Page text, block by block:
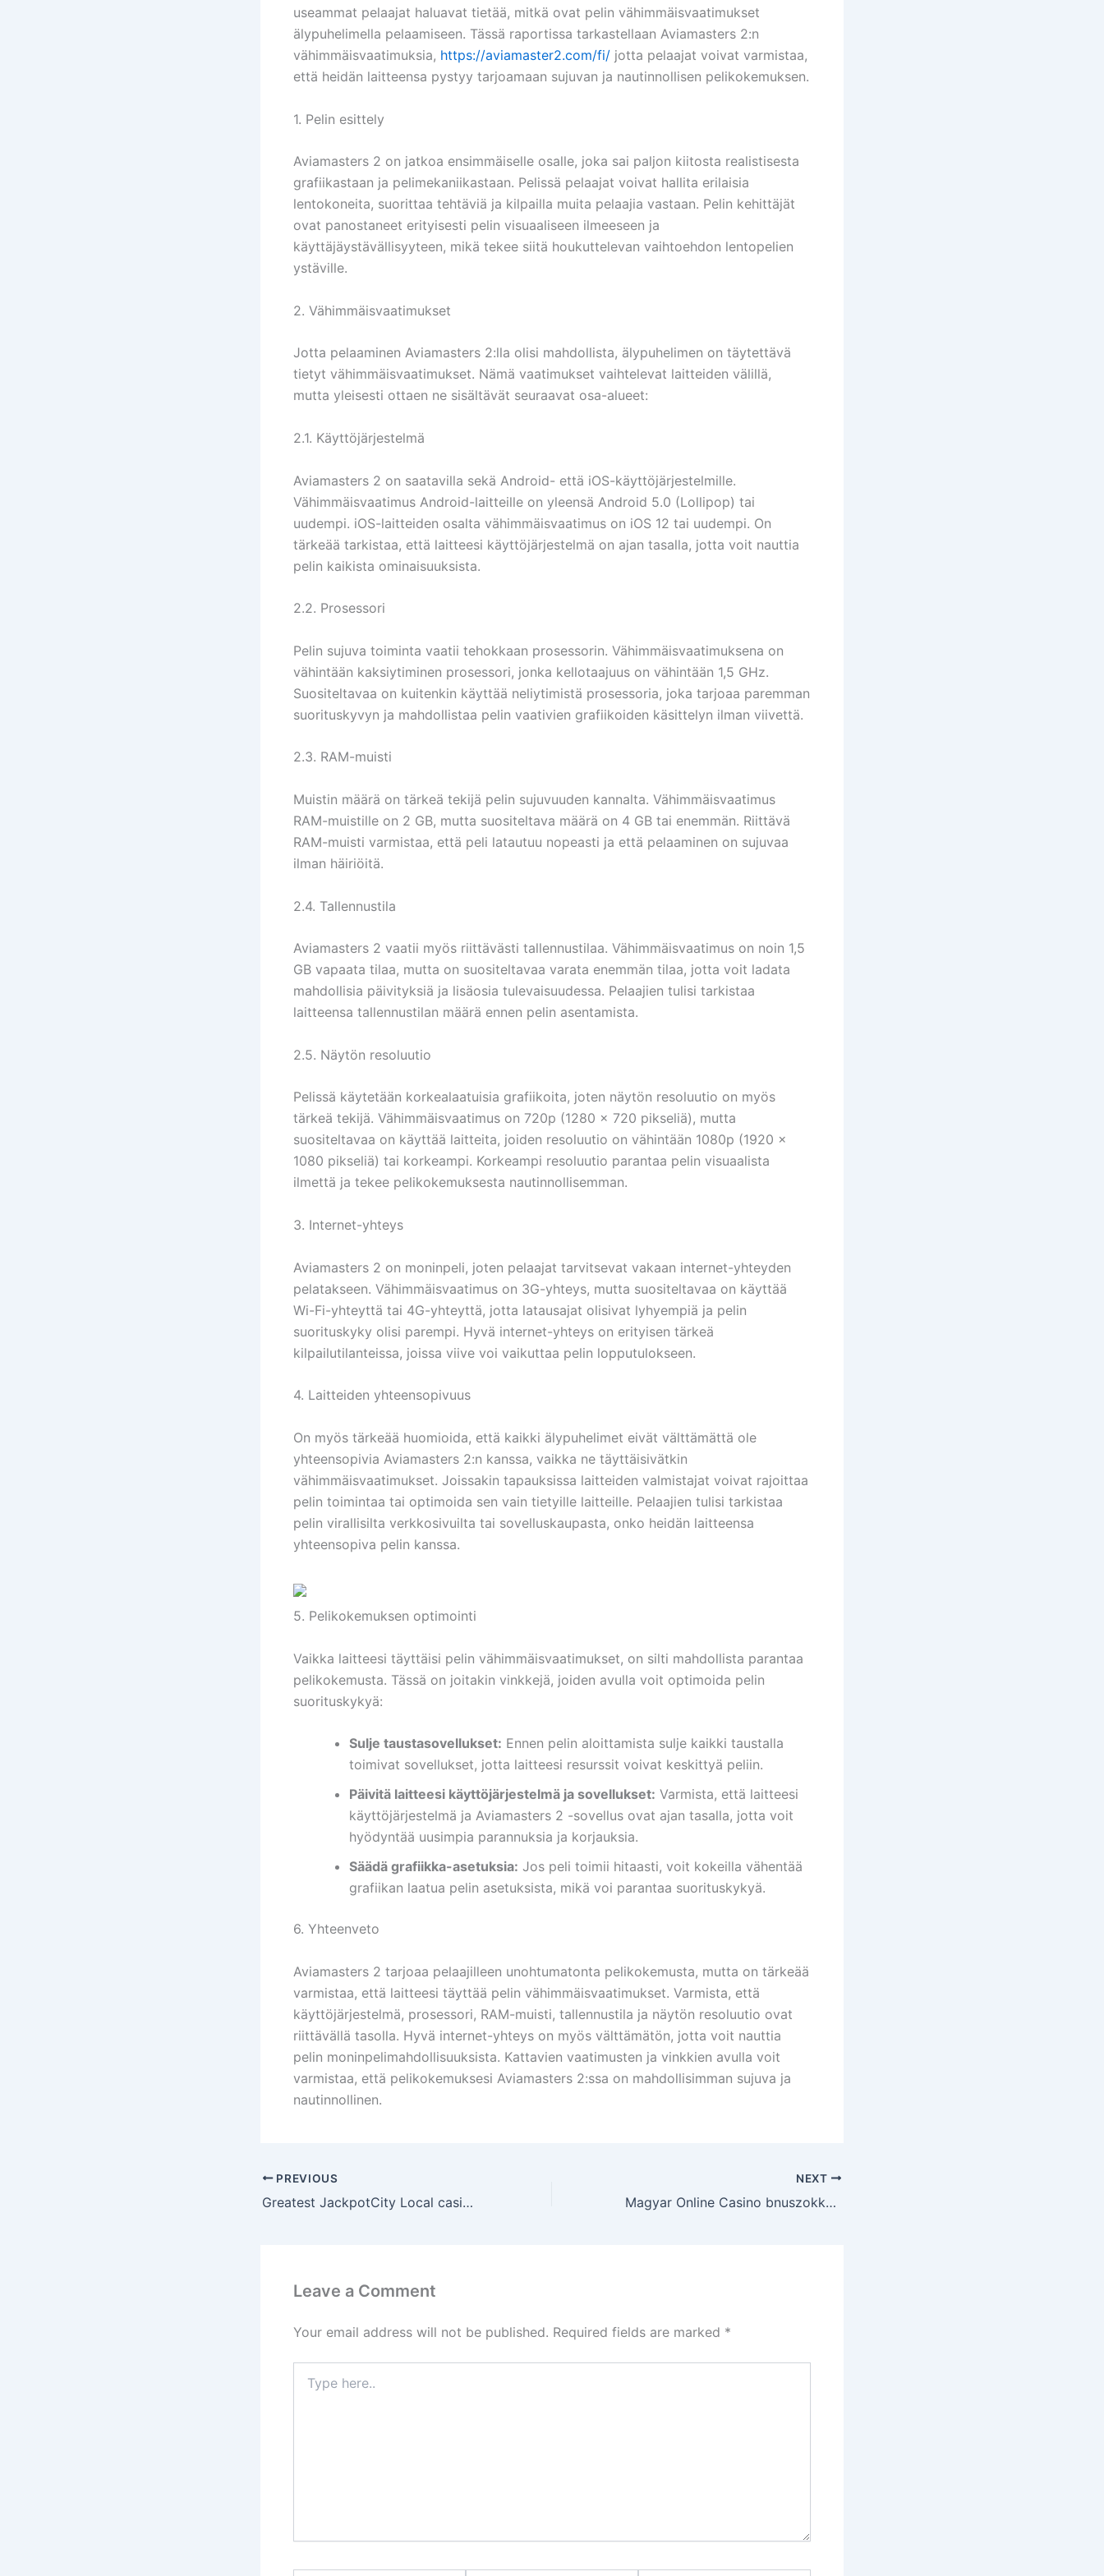
useammat pelaajat haluavat tietää, mitkä ovat pelin vähimmäisvaatimukset
älypuhelimella pelaamiseen. Tässä raportissa tarkastellaan Aviamasters 2:n
vähimmäisvaatimuksia, https://aviamaster2.com/fi/ jotta pelaajat voivat varmistaa,
että heidän laitteensa pystyy tarjoamaan sujuvan ja nautinnollisen pelikokemuksen.
1. Pelin esittely
Aviamasters 2 on jatkoa ensimmäiselle osalle, joka sai paljon kiitosta realistisesta
grafiikastaan ja pelimekaniikastaan. Pelissä pelaajat voivat hallita erilaisia
lentokoneita, suorittaa tehtäviä ja kilpailla muita pelaajia vastaan. Pelin kehittäjät
ovat panostaneet erityisesti pelin visuaaliseen ilmeeseen ja
käyttäjäystävällisyyteen, mikä tekee siitä houkuttelevan vaihtoehdon lentopelien
ystäville.
2. Vähimmäisvaatimukset
Jotta pelaaminen Aviamasters 2:lla olisi mahdollista, älypuhelimen on täytettävä
tietyt vähimmäisvaatimukset. Nämä vaatimukset vaihtelevat laitteiden välillä,
mutta yleisesti ottaen ne sisältävät seuraavat osa-alueet:
2.1. Käyttöjärjestelmä
Aviamasters 2 on saatavilla sekä Android- että iOS-käyttöjärjestelmille.
Vähimmäisvaatimus Android-laitteille on yleensä Android 5.0 (Lollipop) tai
uudempi. iOS-laitteiden osalta vähimmäisvaatimus on iOS 12 tai uudempi. On
tärkeää tarkistaa, että laitteesi käyttöjärjestelmä on ajan tasalla, jotta voit nauttia
pelin kaikista ominaisuuksista.
2.2. Prosessori
Pelin sujuva toiminta vaatii tehokkaan prosessorin. Vähimmäisvaatimuksena on
vähintään kaksiytiminen prosessori, jonka kellotaajuus on vähintään 1,5 GHz.
Suositeltavaa on kuitenkin käyttää neliytimistä prosessoria, joka tarjoaa paremman
suorituskyvyn ja mahdollistaa pelin vaativien grafiikoiden käsittelyn ilman viivettä.
2.3. RAM-muisti
Muistin määrä on tärkeä tekijä pelin sujuvuuden kannalta. Vähimmäisvaatimus
RAM-muistille on 2 GB, mutta suositeltava määrä on 4 GB tai enemmän. Riittävä
RAM-muisti varmistaa, että peli latautuu nopeasti ja että pelaaminen on sujuvaa
ilman häiriöitä.
2.4. Tallennustila
Aviamasters 2 vaatii myös riittävästi tallennustilaa. Vähimmäisvaatimus on noin 1,5
GB vapaata tilaa, mutta on suositeltavaa varata enemmän tilaa, jotta voit ladata
mahdollisia päivityksiä ja lisäosia tulevaisuudessa. Pelaajien tulisi tarkistaa
laitteensa tallennustilan määrä ennen pelin asentamista.
2.5. Näytön resoluutio
Pelissä käytetään korkealaatuisia grafiikoita, joten näytön resoluutio on myös
tärkeä tekijä. Vähimmäisvaatimus on 720p (1280 x 720 pikseliä), mutta
suositeltavaa on käyttää laitteita, joiden resoluutio on vähintään 1080p (1920 x
1080 pikseliä) tai korkeampi. Korkeampi resoluutio parantaa pelin visuaalista
ilmettä ja tekee pelikokemuksesta nautinnollisemman.
3. Internet-yhteys
Aviamasters 2 on moninpeli, joten pelaajat tarvitsevat vakaan internet-yhteyden
pelatakseen. Vähimmäisvaatimus on 3G-yhteys, mutta suositeltavaa on käyttää
Wi-Fi-yhteyttä tai 4G-yhteyttä, jotta latausajat olisivat lyhyempiä ja pelin
suorituskyky olisi parempi. Hyvä internet-yhteys on erityisen tärkeä
kilpailutilanteissa, joissa viive voi vaikuttaa pelin lopputulokseen.
4. Laitteiden yhteensopivuus
On myös tärkeää huomioida, että kaikki älypuhelimet eivät välttämättä ole
yhteensopivia Aviamasters 2:n kanssa, vaikka ne täyttäisivätkin
vähimmäisvaatimukset. Joissakin tapauksissa laitteiden valmistajat voivat rajoittaa
pelin toimintaa tai optimoida sen vain tietyille laitteille. Pelaajien tulisi tarkistaa
pelin virallisilta verkkosivuilta tai sovelluskaupasta, onko heidän laitteensa
yhteensopiva pelin kanssa.
5. Pelikokemuksen optimointi
Vaikka laitteesi täyttäisi pelin vähimmäisvaatimukset, on silti mahdollista parantaa
pelikokemusta. Tässä on joitakin vinkkejä, joiden avulla voit optimoida pelin
suorituskykyä:
Sulje taustasovellukset: Ennen pelin aloittamista sulje kaikki taustalla
toimivat sovellukset, jotta laitteesi resurssit voivat keskittyä peliin.
Päivitä laitteesi käyttöjärjestelmä ja sovellukset: Varmista, että laitteesi
käyttöjärjestelmä ja Aviamasters 2 -sovellus ovat ajan tasalla, jotta voit
hyödyntää uusimpia parannuksia ja korjauksia.
Säädä grafiikka-asetuksia: Jos peli toimii hitaasti, voit kokeilla vähentää
grafiikan laatua pelin asetuksista, mikä voi parantaa suorituskykyä.
6. Yhteenveto
Aviamasters 2 tarjoaa pelaajilleen unohtumatonta pelikokemusta, mutta on tärkeää
varmistaa, että laitteesi täyttää pelin vähimmäisvaatimukset. Varmista, että
käyttöjärjestelmä, prosessori, RAM-muisti, tallennustila ja näytön resoluutio ovat
riittävällä tasolla. Hyvä internet-yhteys on myös välttämätön, jotta voit nauttia
pelin moninpelimahdollisuuksista. Kattavien vaatimusten ja vinkkien avulla voit
varmistaa, että pelikokemuksesi Aviamasters 2:ssa on mahdollisimman sujuva ja
nautinnollinen.
PREVIOUS
Greatest JackpotCity Local casino Harbors 69games czech 2026
NEXT
Magyar Online Casino bnuszokkal s ingyenes prgetsekkel.3370
Leave a Comment
Your email address will not be published. Required fields are marked *
here..